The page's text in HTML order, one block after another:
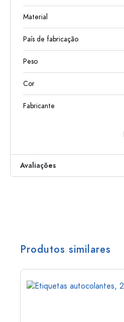
Material
País de fabricação
Peso
Cor
Fabricante
Avaliações
Produtos similares